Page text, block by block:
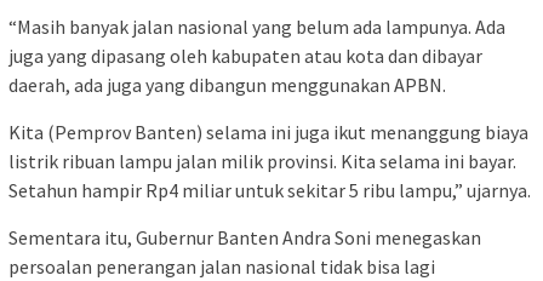
“Masih banyak jalan nasional yang belum ada lampunya. Ada
juga yang dipasang oleh kabupaten atau kota dan dibayar
daerah, ada juga yang dibangun menggunakan APBN.
Kita (Pemprov Banten) selama ini juga ikut menanggung biaya
listrik ribuan lampu jalan milik provinsi. Kita selama ini bayar.
Setahun hampir Rp4 miliar untuk sekitar 5 ribu lampu,” ujarnya.
Sementara itu, Gubernur Banten Andra Soni menegaskan
persoalan penerangan jalan nasional tidak bisa lagi